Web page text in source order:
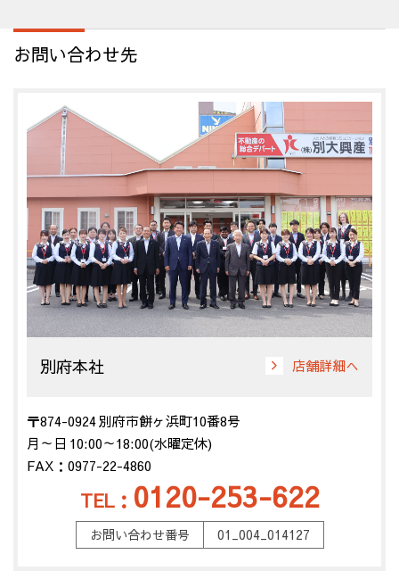
お問い合わせ先
別府本社 店舗詳細へ
〒874-0924 別府市餅ヶ浜町10番8号
月～日 10:00～18:00(水曜定休)
FAX：0977-22-4860
TEL： 0120-253-622
お問い合わせ番号 01_004_014127